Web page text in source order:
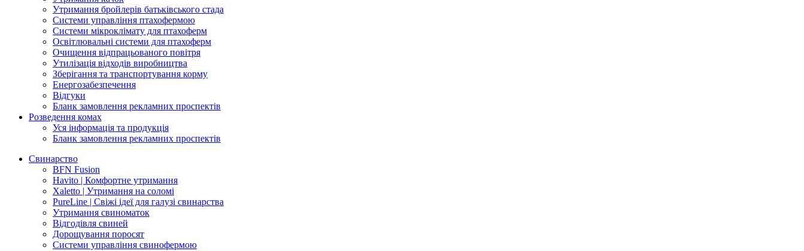
Утримання бройлерів батьківського стада
Системи управління птахофермою
Системи мікроклімату для птахоферм
Освітлювальні системи для птахоферм
Очищення відпрацьованого повітря
Утилізація відходів виробництва
Зберігання та транспортування корму
Енергозабезпечення
Відгуки
Бланк замовлення рекламних проспектів
Розведення комах
Уся інформація та продукція
Бланк замовлення рекламних проспектів
Свинарство
BFN Fusion
Havito | Комфортне утримання
Xaletto | Утримання на соломі
PureLine | Свіжі ідеї для галузі свинарства
Утримання свиноматок
Відгодівля свиней
Дорощування поросят
Системи управління свинофермою